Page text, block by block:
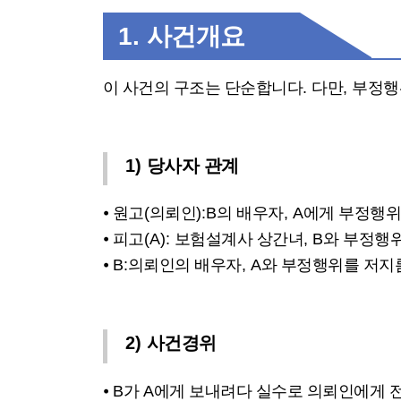
1. 사건개요
이 사건의 구조는 단순합니다. 다만, 부정
1) 당사자 관계
⦁ 원고(의뢰인):B의 배우자, A에게 부정행
⦁ 피고(A): 보험설계사 상간녀 , B와 부정행
⦁ B:의뢰인의 배우자, A와 부정행위를 저지
2) 사건경위
⦁ B가 A에게 보내려다 실수로 의뢰인에게